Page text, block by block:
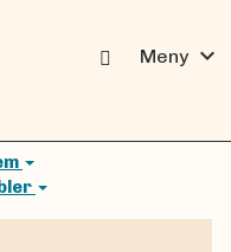
Meny expand_more